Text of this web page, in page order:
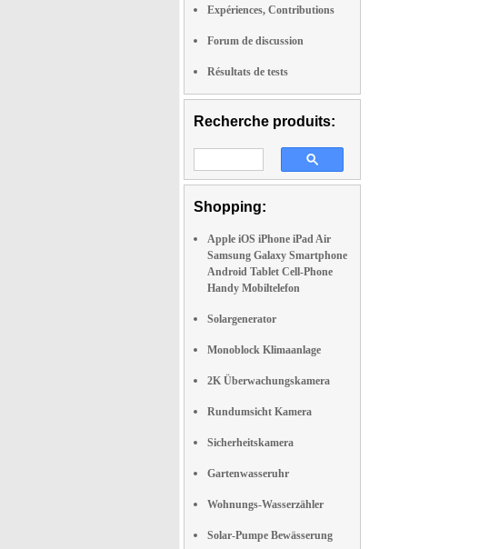
Expériences, Contributions
Forum de discussion
Résultats de tests
Recherche produits:
Shopping:
Apple iOS iPhone iPad Air
Samsung Galaxy Smartphone
Android Tablet Cell-Phone
Handy Mobiltelefon
Solargenerator
Monoblock Klimaanlage
2K Überwachungskamera
Rundumsicht Kamera
Sicherheitskamera
Gartenwasseruhr
Wohnungs-Wasserzähler
Solar-Pumpe Bewässerung